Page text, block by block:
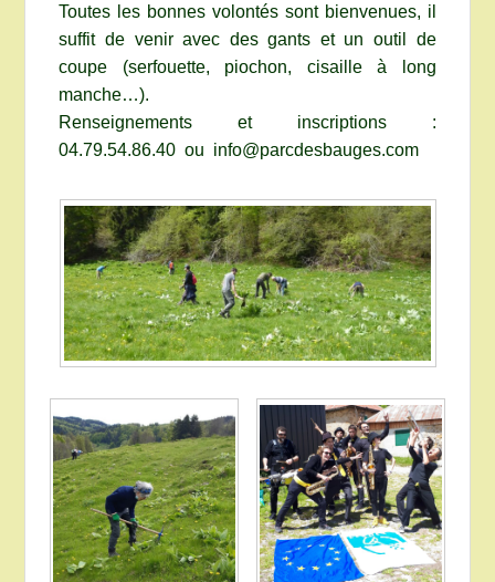
Toutes les bonnes volontés sont bienvenues, il
suffit de venir avec des gants et un outil de
coupe (serfouette, piochon, cisaille à long
manche…).
Renseignements et inscriptions :
04.79.54.86.40 ou info@parcdesbauges.com